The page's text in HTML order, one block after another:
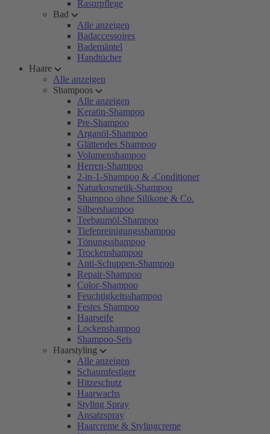
Rasurpflege
Bad
Alle anzeigen
Badaccessoires
Bademäntel
Handtücher
Haare
Alle anzeigen
Shampoos
Alle anzeigen
Keratin-Shampoo
Pre-Shampoo
Arganöl-Shampoo
Glättendes Shampoo
Volumenshampoo
Herren-Shampoo
2-in-1-Shampoo & -Conditioner
Naturkosmetik-Shampoo
Shampoo ohne Silikone & Co.
Silbershampoo
Teebaumöl-Shampoo
Tiefenreinigungsshampoo
Tönungsshampoo
Trockenshampoo
Anti-Schuppen-Shampoo
Repair-Shampoo
Color-Shampoo
Feuchtigkeitsshampoo
Festes Shampoo
Haarseife
Lockenshampoo
Shampoo-Sets
Haarstyling
Alle anzeigen
Schaumfestiger
Hitzeschutz
Haarwachs
Styling Spray
Ansatzspray
Haarcreme & Stylingcreme